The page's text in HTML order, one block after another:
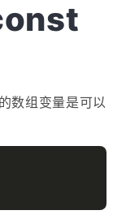
数组变量是可以